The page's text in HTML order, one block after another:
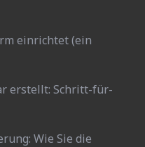
einrichtet (ein
erstellt: Schritt-für-
Wie Sie die